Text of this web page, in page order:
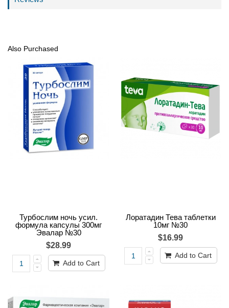
Also Purchased
Турбослим ночь усил.
формула капсулы 300мг
Эвалар №30
$28.99
Add to Cart
Лоратадин Тева таблетки
10мг №30
$16.99
Add to Cart